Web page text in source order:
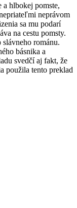
a hlbokej pomste,
neprávom
sa mu podarí
na cestu pomsty.
románu.
básnika a
svedčí aj fakt, že
použila tento preklad